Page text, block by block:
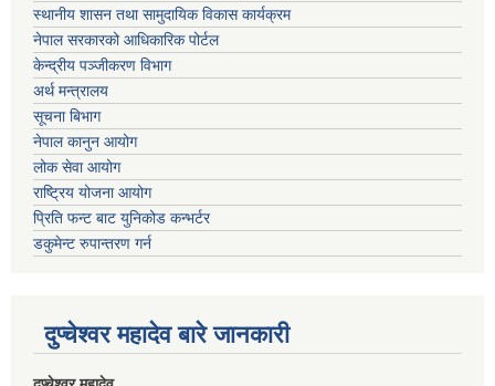
स्थानीय शासन तथा सामुदायिक विकास कार्यक्रम
नेपाल सरकारको आधिकारिक पोर्टल
केन्द्रीय पञ्जीकरण विभाग
अर्थ मन्त्रालय
सूचना बिभाग
नेपाल कानुन आयोग
लोक सेवा आयोग
राष्ट्रिय योजना आयोग
प्रिति फन्ट बाट युनिकोड कन्भर्टर
डकुमेन्ट रुपान्तरण गर्न
दुप्चेश्वर महादेव बारे जानकारी